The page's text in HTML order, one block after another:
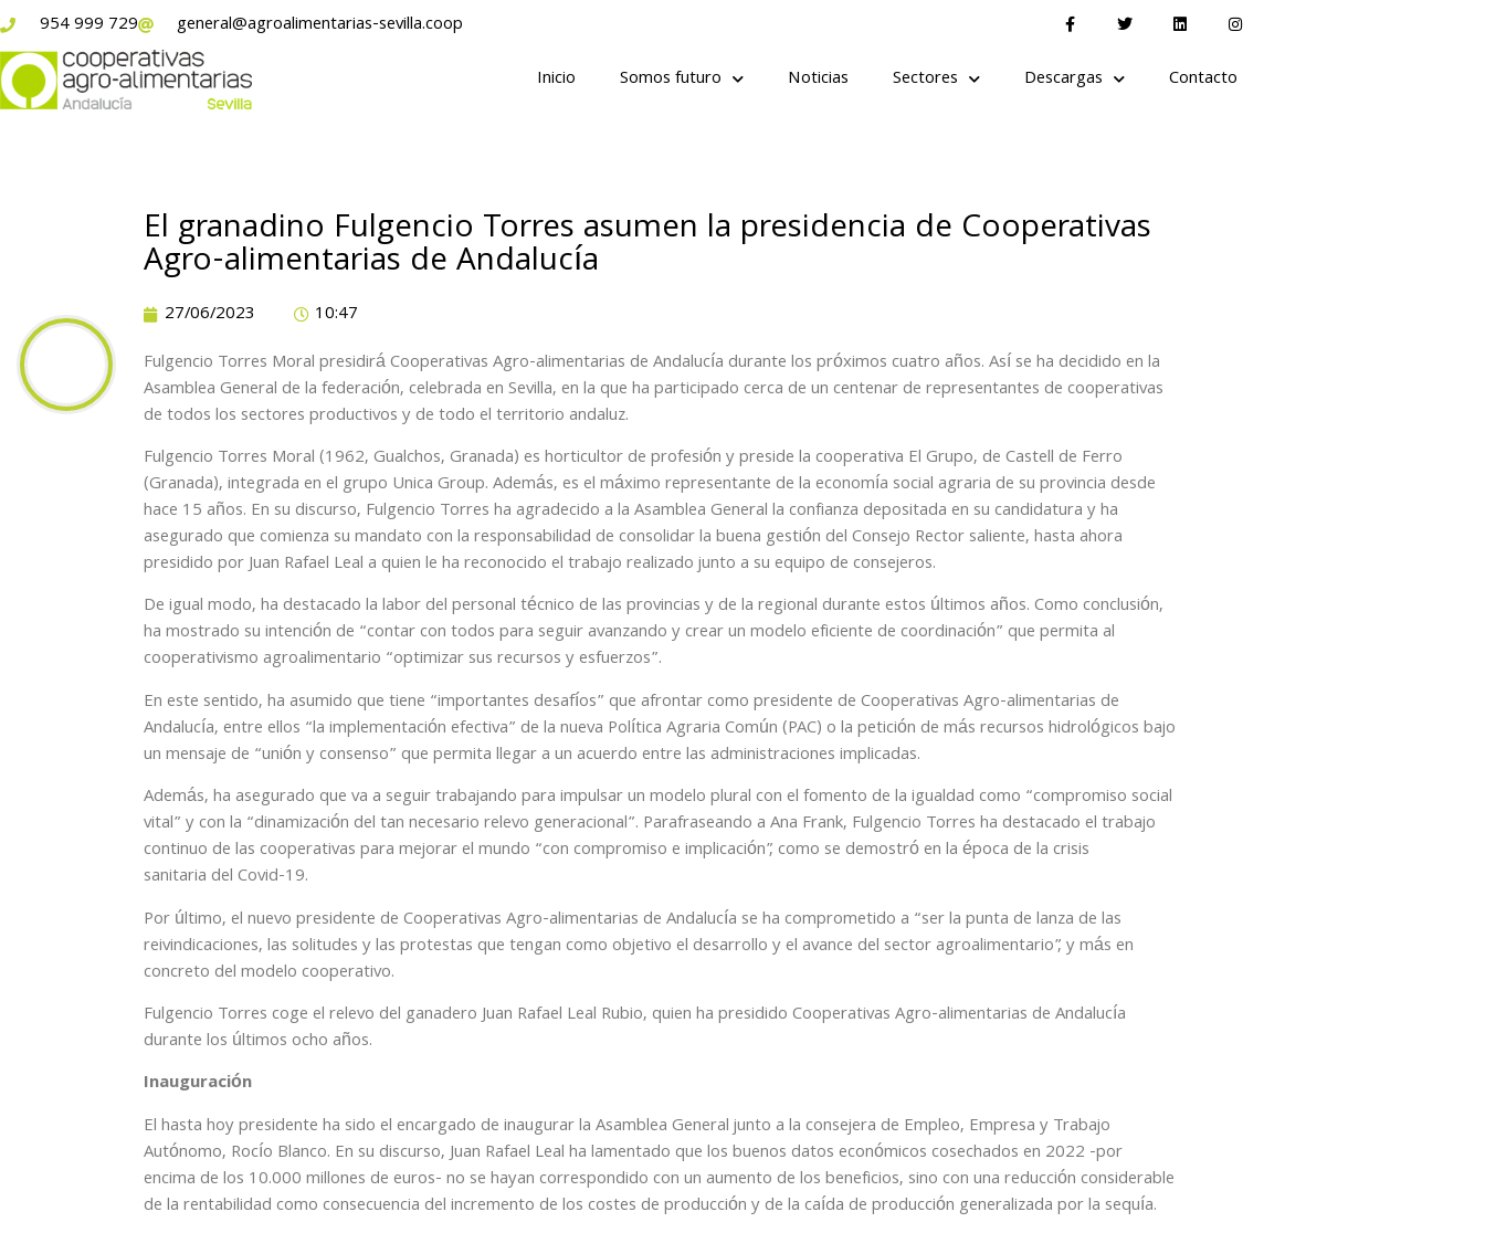
954 999 729
general@agroalimentarias-sevilla.coop
Inicio
Somos futuro Noticias Sectores Descargas Contacto
El granadino Fulgencio Torres asumen la presidencia de Cooperativas
Agro-alimentarias de Andalucía
27/06/2023
10:47
Fulgencio Torres Moral presidirá Cooperativas Agro-alimentarias de Andalucía durante los próximos cuatro años. Así se ha decidido en la
Asamblea General de la federación, celebrada en Sevilla, en la que ha participado cerca de un centenar de representantes de cooperativas
de todos los sectores productivos y de todo el territorio andaluz.
Fulgencio Torres Moral (1962, Gualchos, Granada) es horticultor de profesión y preside la cooperativa El Grupo, de Castell de Ferro
(Granada), integrada en el grupo Unica Group. Además, es el máximo representante de la economía social agraria de su provincia desde
hace 15 años. En su discurso, Fulgencio Torres ha agradecido a la Asamblea General la confianza depositada en su candidatura y ha
asegurado que comienza su mandato con la responsabilidad de consolidar la buena gestión del Consejo Rector saliente, hasta ahora
presidido por Juan Rafael Leal a quien le ha reconocido el trabajo realizado junto a su equipo de consejeros.
De igual modo, ha destacado la labor del personal técnico de las provincias y de la regional durante estos últimos años. Como conclusión,
ha mostrado su intención de “contar con todos para seguir avanzando y crear un modelo eficiente de coordinación” que permita al
cooperativismo agroalimentario “optimizar sus recursos y esfuerzos”.
En este sentido, ha asumido que tiene “importantes desafíos” que afrontar como presidente de Cooperativas Agro-alimentarias de
Andalucía, entre ellos “la implementación efectiva” de la nueva Política Agraria Común (PAC) o la petición de más recursos hidrológicos bajo
un mensaje de “unión y consenso” que permita llegar a un acuerdo entre las administraciones implicadas.
Además, ha asegurado que va a seguir trabajando para impulsar un modelo plural con el fomento de la igualdad como “compromiso social
vital” y con la “dinamización del tan necesario relevo generacional”. Parafraseando a Ana Frank, Fulgencio Torres ha destacado el trabajo
continuo de las cooperativas para mejorar el mundo “con compromiso e implicación”, como se demostró en la época de la crisis
sanitaria del Covid-19.
Por último, el nuevo presidente de Cooperativas Agro-alimentarias de Andalucía se ha comprometido a “ser la punta de lanza de las
reivindicaciones, las solitudes y las protestas que tengan como objetivo el desarrollo y el avance del sector agroalimentario”, y más en
concreto del modelo cooperativo.
Fulgencio Torres coge el relevo del ganadero Juan Rafael Leal Rubio, quien ha presidido Cooperativas Agro-alimentarias de Andalucía
durante los últimos ocho años.
Inauguración
El hasta hoy presidente ha sido el encargado de inaugurar la Asamblea General junto a la consejera de Empleo, Empresa y Trabajo
Autónomo, Rocío Blanco. En su discurso, Juan Rafael Leal ha lamentado que los buenos datos económicos cosechados en 2022 -por
encima de los 10.000 millones de euros- no se hayan correspondido con un aumento de los beneficios, sino con una reducción considerable
de la rentabilidad como consecuencia del incremento de los costes de producción y de la caída de producción generalizada por la sequía.